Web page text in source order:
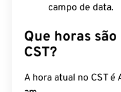
campo de data.
Que horas
CST?
A hora atual no CST